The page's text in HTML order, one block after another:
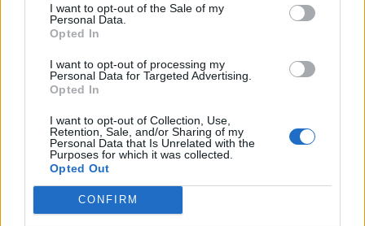
I want to opt-out of the Sale of my
Personal Data.
Opted In
I want to opt-out of processing my
Personal Data for Targeted Advertising.
Opted In
I want to opt-out of Collection, Use,
Retention, Sale, and/or Sharing of my
Personal Data that Is Unrelated with the
Purposes for which it was collected.
Opted Out
CONFIRM
fängelse för knivmorden på tre flickor vid ett
dansevenemang i brittiska Southport,
Han var 17 år när dåden begicks och kan på
grund av sin ålder inte dömas till livstid, men
enligt domaren i målet är det ”osannolikt att han
någonsin blir frigiven”, skriver The Guardian.
Han döms även för innehav av en manual från
terrorgruppen al-Qaida, dock kan det inte
bevisas att hans brott var ideologiskt motiverat,